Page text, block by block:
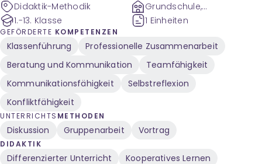
Didaktik-Methodik
1.-13. Klasse
Grundschule,
Sekundarstufe
1 Einheiten
GEFÖRDERTE KOMPETENZEN
Klassenführung
Professionelle Zusammenarbeit
Beratung und Kommunikation
Teamfähigkeit
Kommunikationsfähigkeit
Selbstreflexion
Konfliktfähigkeit
UNTERRICHTS METHODEN
Diskussion Gruppenarbeit Vortrag
DIDAKTIK
Differenzierter Unterricht
Kooperatives Lernen